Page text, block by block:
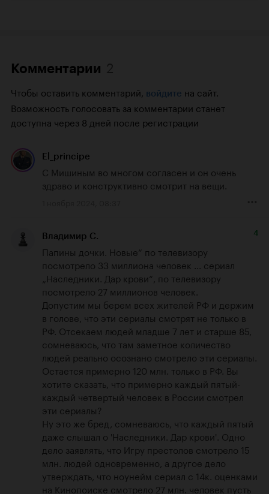
Комментарии
Чтобы оставить комментарий, войдите на сайт.
Возможность голосовать за комментарии станет
доступна через 8 дней после регистрации
El_principe
С Мишиным во многом согласен и он очень
здраво и конструктивно смотрит на вещи.
Владимир С. 4
Папины дочки. Новые“ по телевизору
посмотрело 33 миллиона человек ... сериал
„Наследники. Дар крови“, по телевизору
посмотрело 27 миллионов человек.
Допустим мы берем всех жителей РФ и держим
в голове, что эти сериалы смотрят не только в
РФ. Отсекаем людей младше 7 лет и старше 85,
сомневаюсь, что там заметное количество
людей реально осознано смотрело эти сериалы.
Остается примерно 120 млн. только в РФ. Вы
хотите сказать, что примерно каждый пятый-
каждый четвертый человек в России смотрел
эти сериалы?
Ну это же бред, сомневаюсь, что каждый пятый
даже слышал о 'Наследники. Дар крови'. Одно
дело заявлять, что Игру престолов смотрело 15
млн. людей одновременно, а другое дело
утверждать, что ноунейм сериал с 14к. оценками
на Кинопоиске смотрело 27 млн. человек пусть